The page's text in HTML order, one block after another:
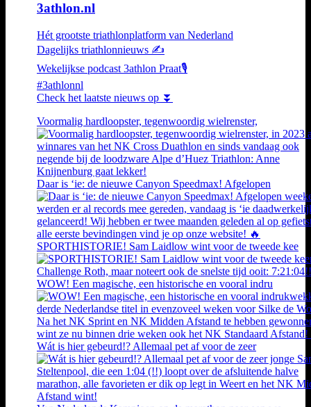
3athlon.nl
Hét grootste triathlonplatform van Nederland
Dagelijks triathlonnieuws ✍️
Wekelijkse podcast 3athlon Praat🎙️
#3athlonnl
Check het laatste nieuws op ⏬
Voormalig hardloopster, tegenwoordig wielrenster,
Daar is ‘ie: de nieuwe Canyon Speedmax! Afgelopen
SPORTHISTORIE! Sam Laidlow wint voor de tweede kee
WOW! Een magische, een historische en vooral indru
Wát is hier gebeurd!? Allemaal pet af voor de zeer